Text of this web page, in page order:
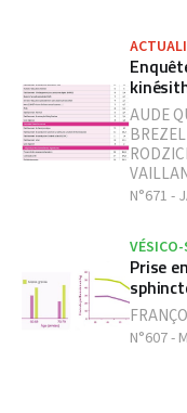
AUDE
N°671 -
Prise
N°607 -